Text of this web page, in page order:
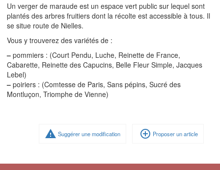
Un verger de maraude est un espace vert public sur lequel sont
plantés des arbres fruitiers dont la récolte est accessible à tous. Il
se situe route de Nielles.
Vous y trouverez des variétés de :
– pommiers : (Court Pendu, Luche, Reinette de France,
Cabarette, Reinette des Capucins, Belle Fleur Simple, Jacques
Lebel)
– poiriers : (Comtesse de Paris, Sans pépins, Sucré des
Montluçon, Triomphe de Vienne)
warning Suggérer une modification add_circle_outline Proposer un article